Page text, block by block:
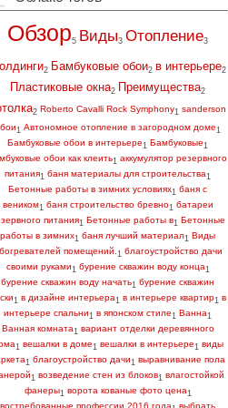
Обзор5 Виды3 Отопление3
2 Бамбуковые обои2 в интерьере2
Пластиковые окна2 Преимущества2
2 Roberto Cavalli Rock Symphony1 sanderson
1 Автономное отопление в загородном доме 1
Бамбуковые обои в интерьере 1 Бамбуковые 1
обои как клеить1 аккумулятор резервного
питания1 баня материалы для строительства 1
Бетонные работы в зимних условиях1 баня с
веником1 баня строительство бревно1 батареи
питания1 Бетонные работы в1 Бетонные
работы в зимних1 баня лучший материал1 Виды
помещений. 1 благоустройство дачи
своими руками 1 бурение скважин воду конца1
бурение скважин воду начать1 бурение скважин
1 в дизайне интерьера1 в интерьере квартир1 в
интерьере спальни 1 в японском стиле 1 Ванна 1
Ванная комната1 вариант отделки деревянного
1 вешалки в доме 1 вешалки в интерьере 1 виды
1 благоустройство дачи 1 выравнивание пола
1 возведение стен из блоков1 влагостойкой
фанеры1 ворота кованые фото цена1
востребованные профессии 2016 года выбрать